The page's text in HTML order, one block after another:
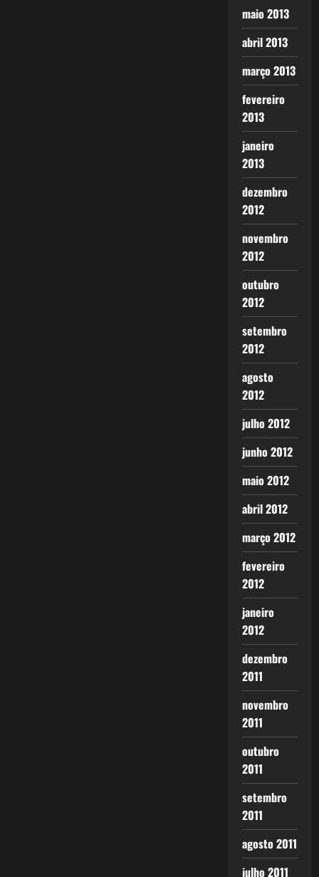
maio 2013
abril 2013
março 2013
fevereiro
2013
janeiro
2013
dezembro
2012
novembro
2012
outubro
2012
setembro
2012
agosto
2012
julho 2012
junho 2012
maio 2012
abril 2012
março 2012
fevereiro
2012
janeiro
2012
dezembro
2011
novembro
2011
outubro
2011
setembro
2011
agosto 2011
julho 2011